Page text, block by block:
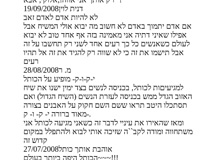
דנית לוין19/09/2008
לא להיות אדם לאדם זאב
אם אדם יתמוך באדם לא חשוב מה יבוא אולי המשיח אבל
אפילו שאיני דתיה אני מאמינה בזה אף אחד טוב לא יבוא
לעולם כשאנשים כל כך רעים אחד לשני רק תחשבו על זה
אבל תישמו את זה כי לא שווה רק להגיד את זה אל תהיו
רעים
מ. ר28/08/2008
י-ק-ו-ק- מופיע על הכותל
למגיעיםות לכותל, בכניסה לנשים בצד ימין ישנו את שיח
האזוב הגדל ממש בכניסה לעזרת הנשים (השיח הגדול) ואם
תסתכלו היטב תראו ששם השם חקוק על האבנים בצורה
מאוד ברורה י- ק- ו- ק-.
ומאז שהאירו את עיניי לדבר זה כשאני מגיעה לכותל אני
משתחווה ומודה לקב``ה שזיכה אותי לבוא ולהתפלל במקום
קדוש זה
אוהבת אותך כותל27/07/2008
הכותל היפה ביותר בעולם~~~!!!